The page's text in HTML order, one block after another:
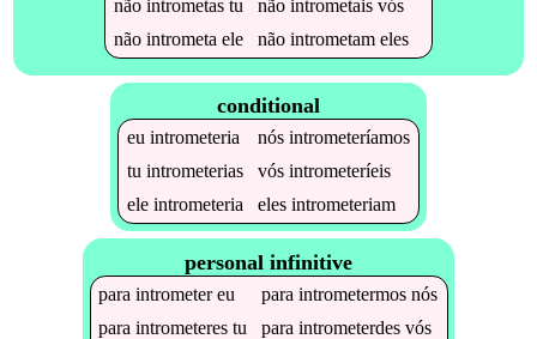
não intrometastu não intrometaisvós
não intrometa ele não intrometameles
conditional
eu intrometeria nós intrometeríamos
tu intrometerias vós intrometeríeis
ele intrometeria eles intrometeriam
personal infinitive
paraintrometereu paraintrometermos nós
paraintrometeres tu paraintrometerdes vós